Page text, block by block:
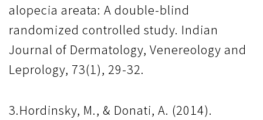
alopecia areata: A double-blind
randomized controlled study. Indian
Journal of Dermatology, Venereology and
Leprology, 73(1), 29-32.
3.Hordinsky, M., & Donati, A. (2014).